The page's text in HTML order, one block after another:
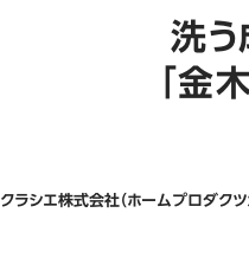
洗う
「
クラシエ株式会社（ホームプロダクツ